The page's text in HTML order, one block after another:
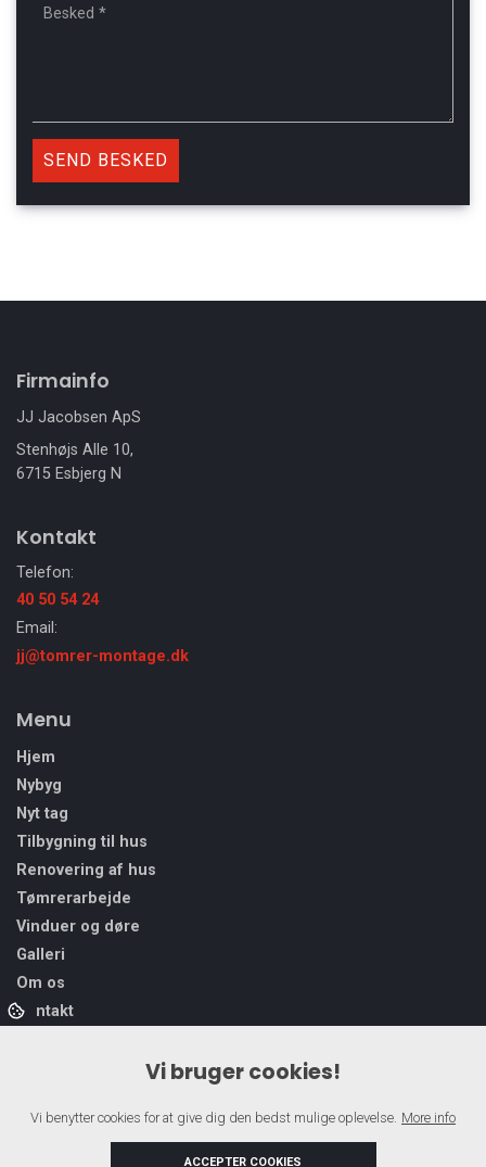
Firmainfo
JJ Jacobsen ApS
Stenhøjs Alle 10,
6715 Esbjerg N
Kontakt
Telefon:
40 50 54 24
Email:
jj@tomrer-montage.dk
Menu
Hjem
Nybyg
Nyt tag
Tilbygning til hus
Renovering af hus
Tømrerarbejde
Vinduer og døre
Galleri
Om os
Kontakt
Vi bruger cookies!
Vi benytter cookies for at give dig den bedst mulige oplevelse. More info
ACCEPTER COOKIES